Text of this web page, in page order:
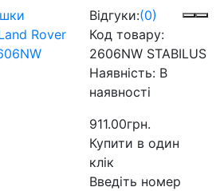
Відгуки:(0)
Код товару:
2606NW STABILUS
Наявність: В
наявності
911.00грн.
Купити в один
клік
Введіть номер